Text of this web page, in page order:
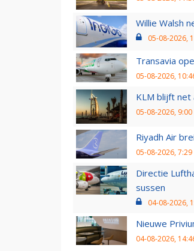
Willie Walsh
05-08-2026,
Transavia
05-08-2026,
KLM blijft net
05-08-2026, 9:00
Riyadh Air
05-08-2026, 7:29
Directie
sussen
04-08-2026,
Nieuwe
04-08-2026,